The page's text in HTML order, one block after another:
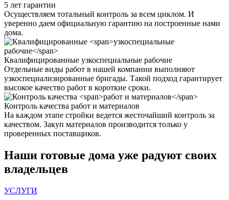
5 лет гарантии
Осуществляем тотальный контроль за всем циклом. И
уверенно даем официальную гарантию на построенные нами
дома.
Квалифицированные узкоспециальные рабочие
Отдельные виды работ в нашей компании выполняют
узкоспециализированные бригады. Такой подход гарантирует
высокое качество работ в короткие сроки.
Контроль качества работ и материалов
На каждом этапе стройки ведется жесточайший контроль за
качеством. Закуп материалов производится только у
проверенных поставщиков.
Наши готовые дома уже радуют своих
владельцев
УСЛУГИ